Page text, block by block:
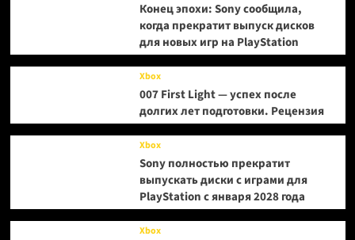
Конец эпохи: Sony сообщила,
когда прекратит выпуск дисков
для новых игр на PlayStation
Xbox
007 First Light — успех после
долгих лет подготовки. Рецензия
Xbox
Sony полностью прекратит
выпускать диски с играми для
PlayStation с января 2028 года
Xbox